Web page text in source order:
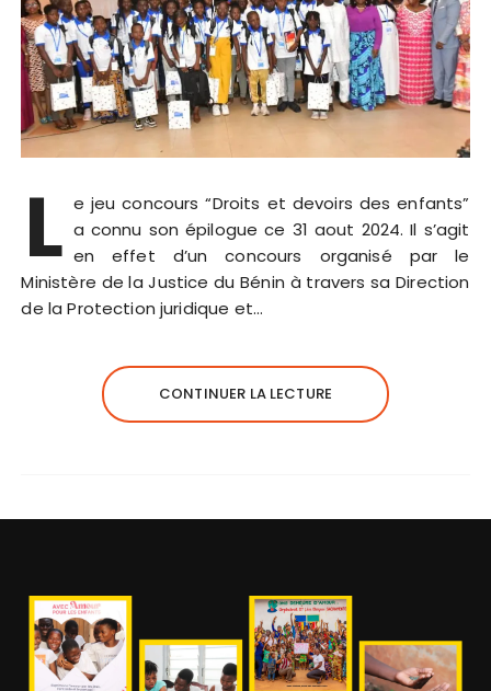
L e jeu concours “Droits et devoirs des enfants”
a connu son épilogue ce 31 aout 2024. Il s’agit
en effet d’un concours organisé par le
Ministère de la Justice du Bénin à travers sa Direction
de la Protection juridique et…
CONTINUER LA LECTURE